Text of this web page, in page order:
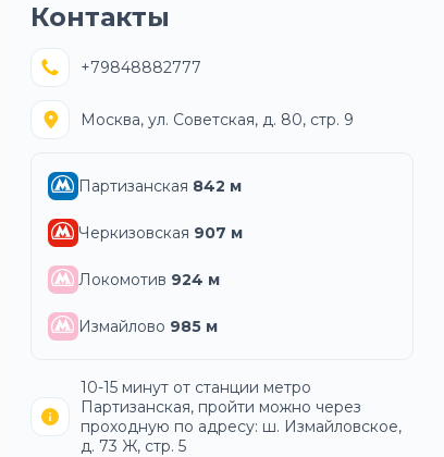
Контакты
+79848882777
Москва, ул. Советская, д. 80, стр. 9
Партизанская 842 м
Черкизовская 907 м
Локомотив 924 м
Измайлово 985 м
10-15 минут от станции метро
Партизанская, пройти можно через
проходную по адресу: ш. Измайловское,
д. 73 Ж, стр. 5